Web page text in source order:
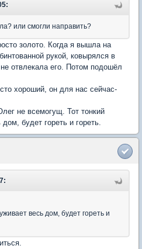
или смогли направить?
золото. Когда я вышла на
рукой, ковырялся в
отвлекала его. Потом подошёл
хороший, он для нас сейчас-
не всемогущ. Тот тонкий
будет гореть и гореть.
весь дом, будет гореть и